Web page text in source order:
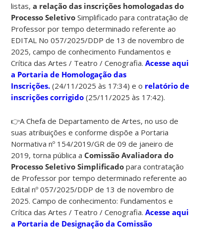
listas,a relação das inscrições homologadas do
Processo Seletivo Simplificado para contratação de
Professor por tempo determinado referente ao
EDITAL No 057/2025/DDP de 13 de novembro de
2025, campo de conhecimento Fundamentos e
Crítica das Artes / Teatro / Cenografia.Acesse aqui
a Portaria de Homologação das
Inscrições. (24/11/2025 às 17:34) e o relatório de
inscrições corrigido (25/11/2025 às 17:42).
👉A Chefa de Departamento de Artes, no uso de
suas atribuições e conforme dispõe a Portaria
Normativa nº 154/2019/GR de 09 de janeiro de
2019, torna pública a Comissão Avaliadora do
Processo Seletivo Simplificado para contratação
de Professor por tempo determinado referente ao
Edital nº 057/2025/DDP de 13 de novembro de
2025. Campo de conhecimento: Fundamentos e
Crítica das Artes / Teatro / Cenografia.Acesse aqui
a Portaria de Designação da Comissão